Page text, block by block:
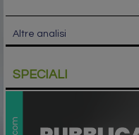
Altre analisi
SPECIALI